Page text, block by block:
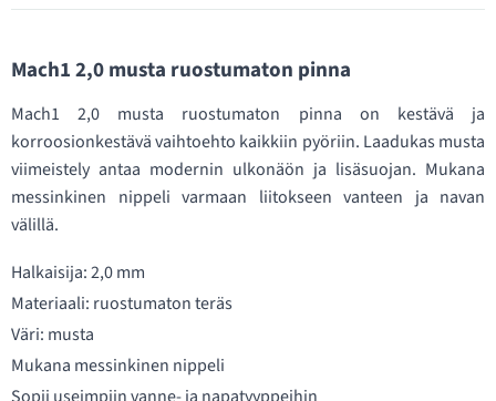
Mach1 2,0 musta ruostumaton pinna
Mach1 2,0 musta ruostumaton pinna on kestävä ja
korroosionkestävä vaihtoehto kaikkiin pyöriin. Laadukas musta
viimeistely antaa modernin ulkonäön ja lisäsuojan. Mukana
messinkinen nippeli varmaan liitokseen vanteen ja navan
välillä.
Halkaisija: 2,0 mm
Materiaali: ruostumaton teräs
Väri: musta
Mukana messinkinen nippeli